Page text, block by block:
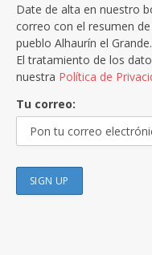
Date de alta en nuestro
correo con el resumen
pueblo Alhaurín el Grande.
El tratamiento de los
nuestra Política de
Tu correo: